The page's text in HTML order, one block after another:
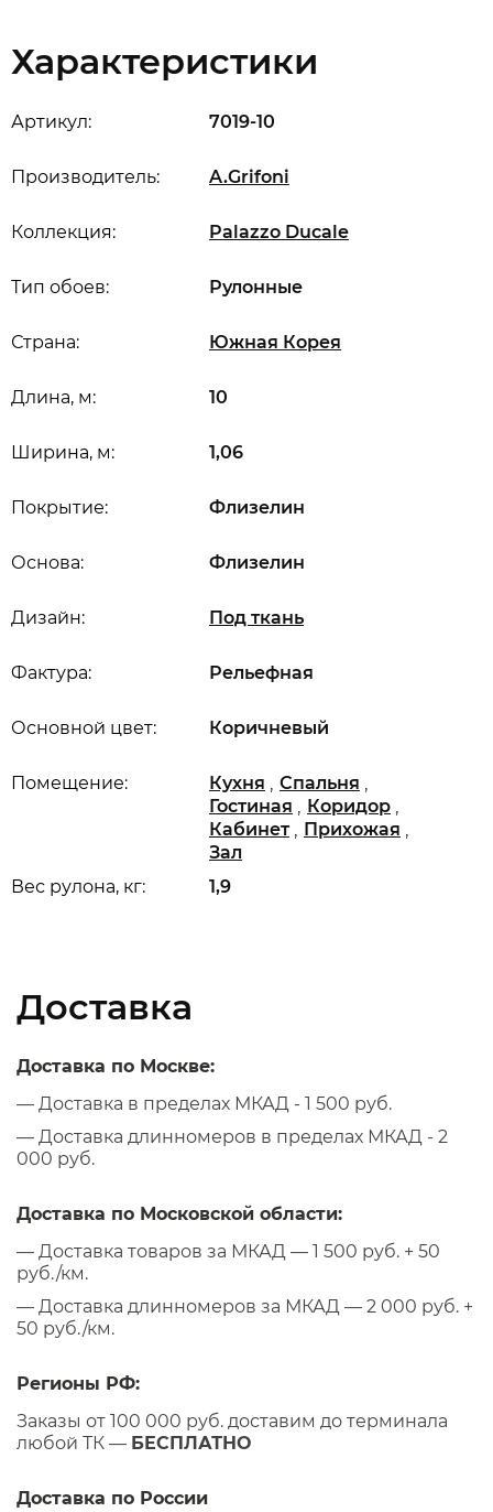
Характеристики
Артикул: 7019-10
Производитель: A.Grifoni
Коллекция: Palazzo Ducale
Длина, м: 10
Ширина, м: 1,06
Вес рулона, кг: 1,9
Основной цвет: Коричневый
Дизайн: Под ткань
Основа: Флизелин
Покрытие: Флизелин
Помещение: Кухня , Спальня ,
Гостиная , Коридор ,
Кабинет , Прихожая ,
Зал
Страна: Южная Корея
Тип обоев: Рулонные
Фактура: Рельефная
Доставка
Доставка по Москве:
— Доставка в пределах МКАД - 1 500 руб.
— Доставка длинномеров в пределах МКАД - 2
000 руб.
Доставка по Московской области:
— Доставка товаров за МКАД — 1 500 руб. + 50
руб./км.
— Доставка длинномеров за МКАД — 2 000 руб. +
50 руб./км.
Регионы РФ:
Заказы от 100 000 руб. доставим до терминала
любой ТК — БЕСПЛАТНО
Доставка по России